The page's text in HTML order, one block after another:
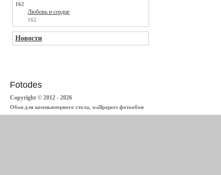
162
Любовь и сердце
162
Новости
Fotodes
Copyright © 2012 - 2026
Обои для компьютерного стола, wallpapers фотообои